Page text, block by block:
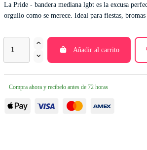
La Pride - bandera mediana lgbt es la excusa
orgullo como se merece. Ideal para fiestas,
Añadir al carrito
Compra ahora y recíbelo antes de 72 horas